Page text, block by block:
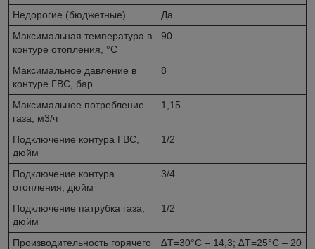
Недорогие (бюджетные)
Да
Максимальная температура в
контуре отопления, °C
90
Максимальное давление в
контуре ГВС, бар
8
Максимальное потребление
газа, м3/ч
1,15
Подключение контура ГВС,
дюйм
1/2
Подключение контура
отопления, дюйм
3/4
Подключение патрубка газа,
дюйм
1/2
Производительность горячего
∆Т=30°С – 14,3; ∆Т=25°С – 20